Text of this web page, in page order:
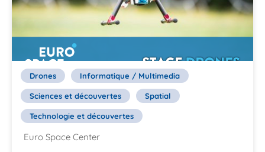
Drones Informatique / Multimedia
Sciences et découvertes Spatial
Technologie et découvertes
Euro Space Center